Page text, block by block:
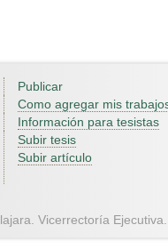
Publicar
Como agregar mis
Información para tesistas
Subir tesis
Subir artículo
Vicerrectoría